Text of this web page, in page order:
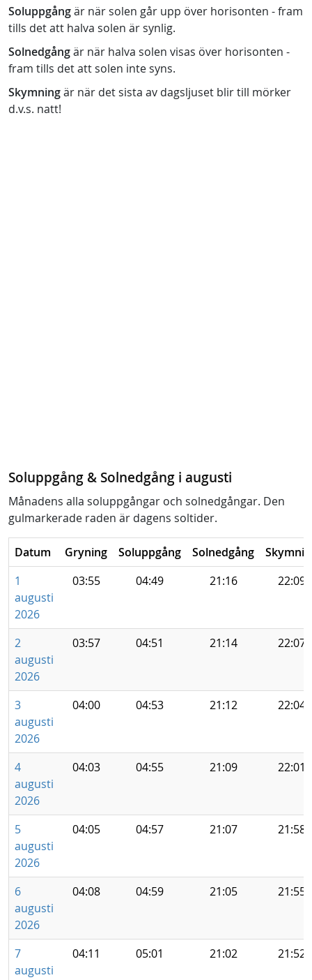
Soluppgångär när solen går upp över horisonten - fram
tills det att halva solen är synlig.
Solnedgångär när halva solen visas över horisonten -
fram tills det att solen inte syns.
Skymningär när det sista av dagsljuset blir till mörker
d.v.s. natt!
Soluppgång & Solnedgång i augusti
Månadens alla soluppgångar och solnedgångar. Den
gulmarkerade raden är dagens soltider.
Datum Gryning Soluppgång Solnedgång
1
augusti
2026
03:55 04:49 21:16 22:09
2
augusti
2026
03:57 04:51 21:14 22:07
3
augusti
2026
04:00 04:53 21:12 22:04
4
augusti
2026
04:03 04:55 21:09 22:01
5
augusti
2026
04:05 04:57 21:07 21:58
6
augusti
2026
04:08 04:59 21:05 21:55
7
augusti
04:11 05:01 21:02 21:52